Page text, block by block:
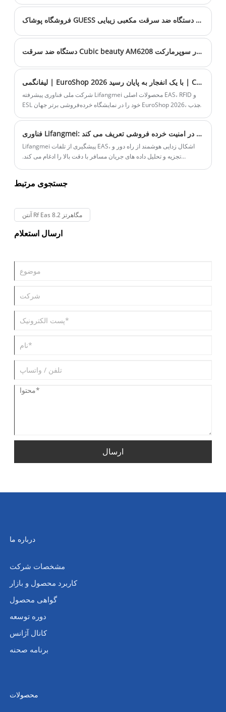
Self-Alarming EAS with Lanyard دارای
قدرت ساکن ≤4μA، جریان هشدار ≤20mA،
نیروی کشش ≥350N، نیروی فشار ≥600N
است. برچسب EAS خود هشدار دهنده با طناب
50 عدد در جعبه، 500 عدد در کارتن عرضه می
شود. به LIFANGMEI برای برچسب EAS خود
هشدار دهنده با Lanyard اعتماد کنید.
فروشگاه پوشاک GUESS دستگاه ضد سرقت مکعبی زیبایی AM6811 را نصب کرد
دستگاه ضد سرقت Cubic beauty AM6208 نصب شده در سوپرمارکت
لیفانگمی | EuroShop 2026 با یک انفجار به پایان رسید | Cubicme emeno در صحنه جهانی خرده فروشی می درخشد
شرکت ملی فناوری پیشرفته Lifangmei محصولات اصلی EAS، RFID و
ESL خود را در نمایشگاه خرده‌فروشی برتر جهان EuroShop 2026، جذب
فناوری Lifangmei: فراتر از پیشگیری از ضرر، "هوش از راه دور + تجزیه و تحلیل داده ها" ارزش جدیدی را در امنیت خرده فروشی تعریف می کند
Lifangmei پیشگیری از تلفات EAS، اشکال زدایی هوشمند از راه دور و
تجزیه و تحلیل داده های جریان مسافر با دقت بالا را ادغام می کند.
توانمند می‌سازد.
جستجوی مرتبط
آنتن Rf Eas 8.2 مگاهرتز
ارسال استعلام
ارسال
درباره ما
مشخصات شرکت
کاربرد محصول و بازار
گواهی محصول
دوره توسعه
کانال آژانس
برنامه صحنه
محصولات